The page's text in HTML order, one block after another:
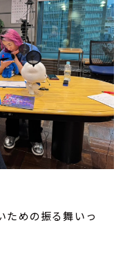
ための振る舞いっ